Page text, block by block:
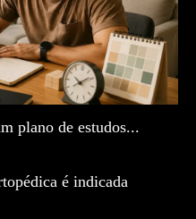
plano de estudos...
é indicada